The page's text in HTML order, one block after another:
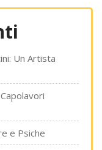
Un Artista
e Psiche